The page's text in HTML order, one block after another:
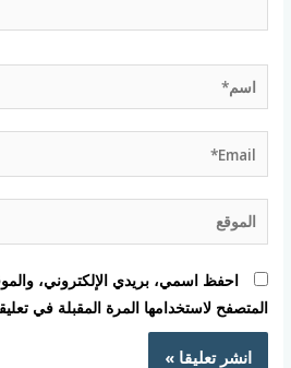
اسم*
Email*
الموقع
احفظ اسمي، بريدي الإلكتروني،
المتصفح لاستخدامها المرة المقبلة في